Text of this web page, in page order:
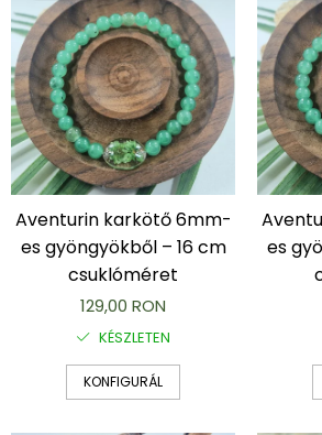
Aventurin karkötő 6mm-
es gyöngyökből – 16 cm
csuklóméret
129,00 RON
KÉSZLETEN
KONFIGURÁL
es